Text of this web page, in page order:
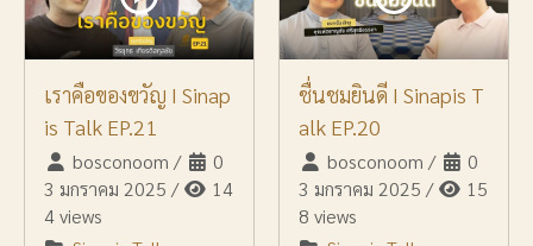
เราคือของขวัญ I Sinap
is Talk EP.21
bosconoom /
0
3 มกราคม 2025 /
14
4 views
ชื่นชมยินดี I Sinapis T
alk EP.20
bosconoom /
0
3 มกราคม 2025 /
15
8 views